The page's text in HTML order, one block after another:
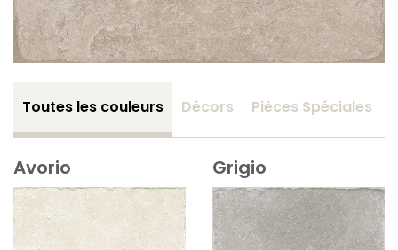
Toutes les couleurs Décors Pièces Spéciales
Avorio Grigio